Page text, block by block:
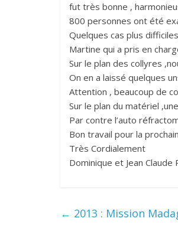
fut très bonne ,
800 personnes ont été
Quelques cas plus
Martine qui a pris en
Sur le plan des collyres
On en a laissé quelques
Attention , beaucoup de
Sur le plan du matériel
Par contre l’auto
Bon travail pour la
Très Cordialement
Dominique et Jean Claude
← 2013 : Mission